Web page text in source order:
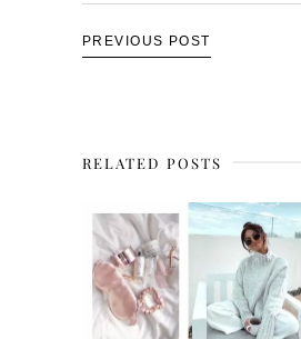
PREVIOUS POST
RELATED POSTS